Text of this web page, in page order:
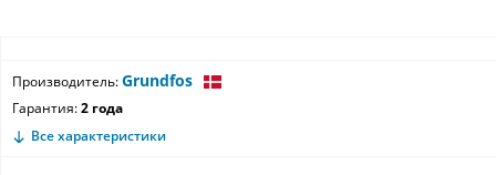
Производитель:Grundfos
Гарантия:2 года
Все характеристики